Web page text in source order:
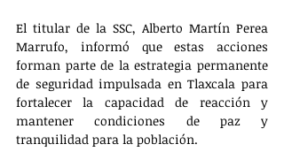
El titular de la SSC, Alberto Martín Perea
Marrufo, informó que estas acciones
forman parte de la estrategia permanente
de seguridad impulsada en Tlaxcala para
fortalecer la capacidad de reacción y
mantener condiciones de paz y
tranquilidad para la población.